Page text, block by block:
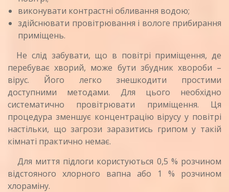
виконувати контрастні обливання водою;
здійснювати провітрювання і вологе прибирання
приміщень.
Не слід забувати, що в повітрі приміщення, де
перебуває хворий, може бути збудник хвороби –
вірус. Його легко знешкодити простими
доступними методами. Для цього необхідно
систематично провітрювати приміщення. Ця
процедура зменшує концентрацію вірусу у повітрі
настільки, що загрози заразитись грипом у такій
кімнаті практично немає.
Для миття підлоги користуються 0,5 % розчином
відстояного хлорного вапна або 1 % розчином
хлораміну.